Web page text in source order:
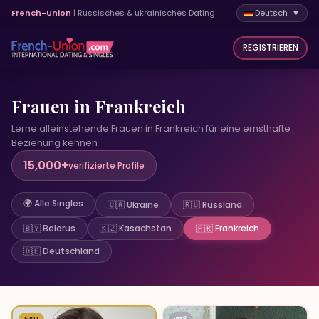
French-Union | Russisches & ukrainisches Dating Deutsch ▼
REGISTRIEREN
Frauen in Frankreich
Lerne alleinstehende Frauen in Frankreich für eine ernsthafte
Beziehung kennen
15,000+verifizierte Profile
🌍 Alle Singles 🇺🇦 Ukraine
🇷🇺 Russland
🇧🇾 Belarus
🇰🇿 Kasachstan
🇫🇷 Frankreich
🇩🇪 Deutschland